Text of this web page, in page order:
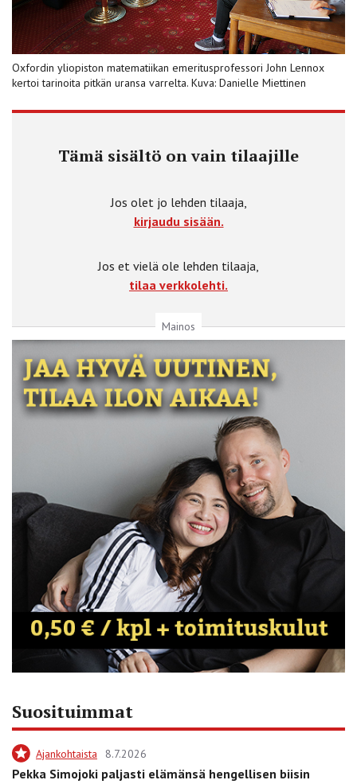
Oxfordin yliopiston matematiikan emeritusprofessori John Lennox
kertoi tarinoita pitkän uransa varrelta. Kuva: Danielle Miettinen
Tämä sisältö on vain tilaajille
Jos olet jo lehden tilaaja,
kirjaudu sisään.
Jos et vielä ole lehden tilaaja,
tilaa verkkolehti.
Mainos
Suosituimmat
Ajankohtaista 8.7.2026
Pekka Simojoki paljasti elämänsä hengellisen biisin